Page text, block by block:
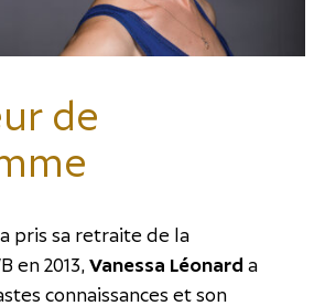
de
pris sa retraite de la
en 2013, Vanessa Léonard a
connaissances et son